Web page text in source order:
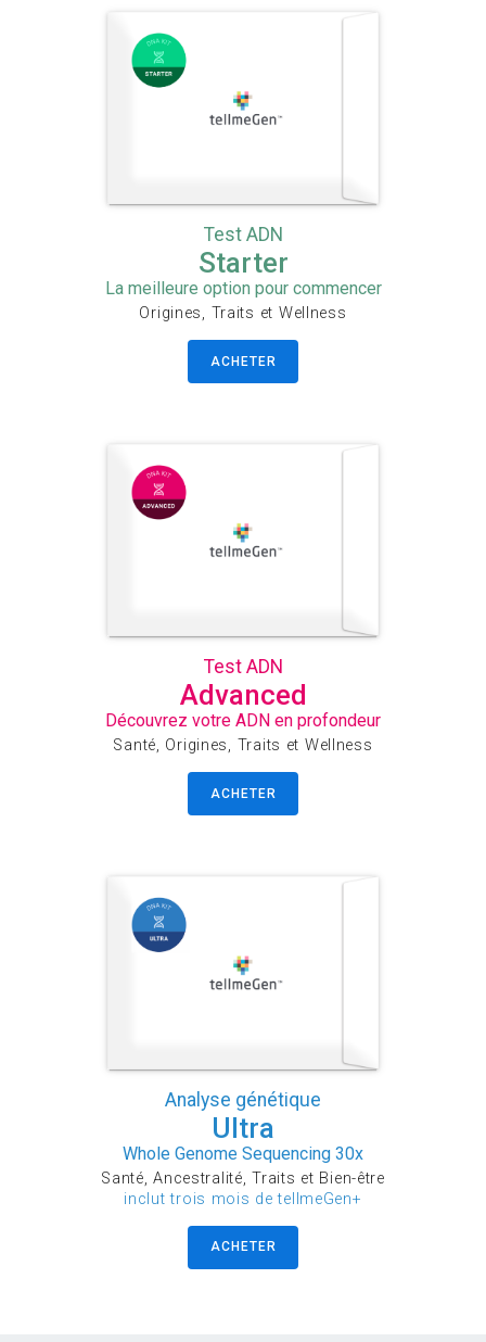
Test ADN
Starter
La meilleure option pour commencer
Origines, Traits et Wellness
ACHETER
Test ADN
Advanced
Découvrez votre ADN en profondeur
Santé, Origines, Traits et Wellness
ACHETER
Analyse génétique
Ultra
Whole Genome Sequencing 30x
Santé, Ancestralité, Traits et Bien-être
inclut trois mois de tellmeGen+
ACHETER